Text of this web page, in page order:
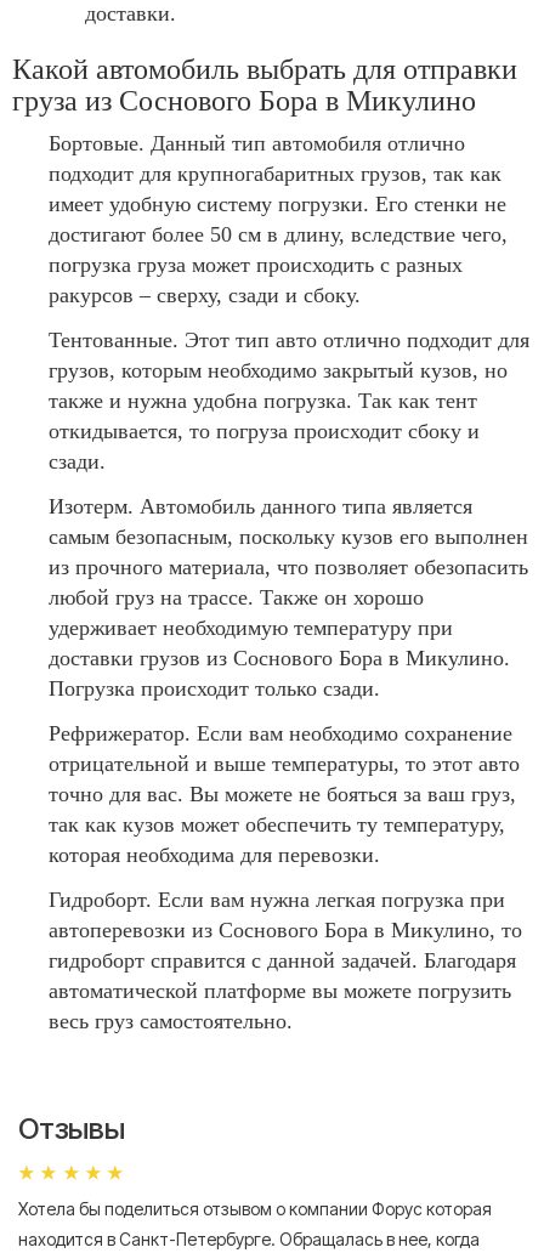
доставки.
Какой автомобиль выбрать для отправки
груза из Соснового Бора в Микулино
Бортовые. Данный тип автомобиля отлично
подходит для крупногабаритных грузов, так как
имеет удобную систему погрузки. Его стенки не
достигают более 50 см в длину, вследствие чего,
погрузка груза может происходить с разных
ракурсов – сверху, сзади и сбоку.
Тентованные. Этот тип авто отлично подходит для
грузов, которым необходимо закрытый кузов, но
также и нужна удобна погрузка. Так как тент
откидывается, то погруза происходит сбоку и
сзади.
Изотерм. Автомобиль данного типа является
самым безопасным, поскольку кузов его выполнен
из прочного материала, что позволяет обезопасить
любой груз на трассе. Также он хорошо
удерживает необходимую температуру при
доставки грузов из Соснового Бора в Микулино.
Погрузка происходит только сзади.
Рефрижератор. Если вам необходимо сохранение
отрицательной и выше температуры, то этот авто
точно для вас. Вы можете не бояться за ваш груз,
так как кузов может обеспечить ту температуру,
которая необходима для перевозки.
Гидроборт. Если вам нужна легкая погрузка при
автоперевозки из Соснового Бора в Микулино, то
гидроборт справится с данной задачей. Благодаря
автоматической платформе вы можете погрузить
весь груз самостоятельно.
Отзывы
Хотела бы поделиться отзывом о компании Форус которая
находится в Санкт-Петербурге. Обращалась в нее, когда